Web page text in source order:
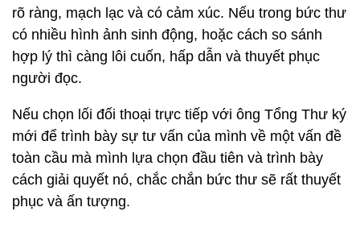
rõ ràng, mạch lạc và có cảm xúc. Nếu trong bức thư
có nhiều hình ảnh sinh động, hoặc cách so sánh
hợp lý thì càng lôi cuốn, hấp dẫn và thuyết phục
người đọc.
Nếu chọn lối đối thoại trực tiếp với ông Tổng Thư ký
mới để trình bày sự tư vấn của mình về một vấn đề
toàn cầu mà mình lựa chọn đầu tiên và trình bày
cách giải quyết nó, chắc chắn bức thư sẽ rất thuyết
phục và ấn tượng.